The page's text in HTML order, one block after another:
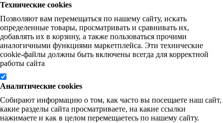
Технические cookies
Позволяют вам перемещаться по нашему сайту, искать
определенные товары, просматривать и сравнивать их,
добавлять их в корзину, а также пользоваться прочими
аналогичными функциями маркетплейса. Эти технические
cookie-файлы должны быть включены всегда для корректной
работы сайта
Аналитические cookies
Собирают информацию о том, как часто вы посещаете наш сайт,
какие разделы сайта просматриваете, на какие ссылки
нажимаете и как в целом перемещаетесь по нашему сайту.